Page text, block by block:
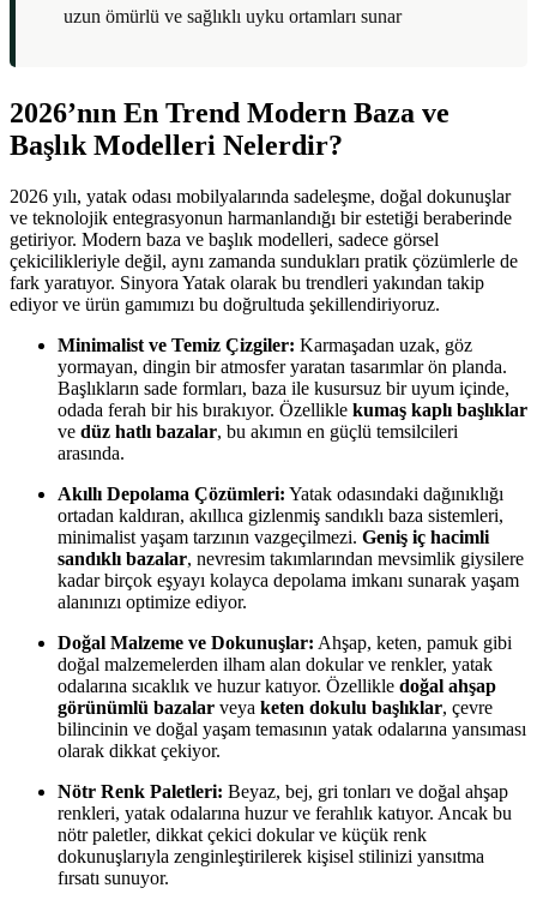
uzun ömürlü ve sağlıklı uyku ortamları sunar
2026’nın En Trend Modern Baza ve
Başlık Modelleri Nelerdir?
2026 yılı, yatak odası mobilyalarında sadeleşme, doğal dokunuşlar
ve teknolojik entegrasyonun harmanlandığı bir estetiği beraberinde
getiriyor. Modern baza ve başlık modelleri, sadece görsel
çekicilikleriyle değil, aynı zamanda sundukları pratik çözümlerle de
fark yaratıyor. Sinyora Yatak olarak bu trendleri yakından takip
ediyor ve ürün gamımızı bu doğrultuda şekillendiriyoruz.
Minimalist ve Temiz Çizgiler: Karmaşadan uzak, göz
yormayan, dingin bir atmosfer yaratan tasarımlar ön planda.
Başlıkların sade formları, baza ile kusursuz bir uyum içinde,
odada ferah bir his bırakıyor. Özellikle kumaş kaplı başlıklar
ve düz hatlı bazalar, bu akımın en güçlü temsilcileri
arasında.
Akıllı Depolama Çözümleri: Yatak odasındaki dağınıklığı
ortadan kaldıran, akıllıca gizlenmiş sandıklı baza sistemleri,
minimalist yaşam tarzının vazgeçilmezi. Geniş iç hacimli
sandıklı bazalar, nevresim takımlarından mevsimlik giysilere
kadar birçok eşyayı kolayca depolama imkanı sunarak yaşam
alanınızı optimize ediyor.
Doğal Malzeme ve Dokunuşlar: Ahşap, keten, pamuk gibi
doğal malzemelerden ilham alan dokular ve renkler, yatak
odalarına sıcaklık ve huzur katıyor. Özellikle doğal ahşap
görünümlü bazalar veya keten dokulu başlıklar, çevre
bilincinin ve doğal yaşam temasının yatak odalarına yansıması
olarak dikkat çekiyor.
Nötr Renk Paletleri: Beyaz, bej, gri tonları ve doğal ahşap
renkleri, yatak odalarına huzur ve ferahlık katıyor. Ancak bu
nötr paletler, dikkat çekici dokular ve küçük renk
dokunuşlarıyla zenginleştirilerek kişisel stilinizi yansıtma
fırsatı sunuyor.